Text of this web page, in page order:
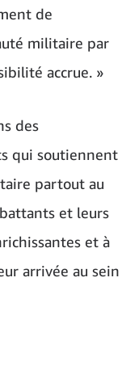
de
militaire par
accrue. »
des
qui soutiennent
partout au
et leurs
et à
arrivée au sein